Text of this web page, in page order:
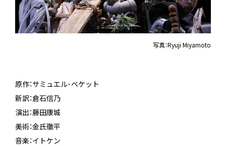
写真：Ryuji Miyamoto
原作：サミュエル･ベケット
新訳：倉石信乃
演出：藤田康城
美術：金氏徹平
音楽：イトケン